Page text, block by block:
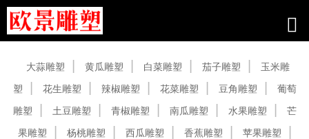
大蒜雕塑 黄瓜雕塑 白菜雕塑 茄子雕塑
玉米雕
塑
花生雕塑 辣椒雕塑 花菜雕塑 豆角雕塑
葡萄
雕塑
土豆雕塑 青椒雕塑 南瓜雕塑 水果雕塑
芒
果雕塑
杨桃雕塑 西瓜雕塑 香蕉雕塑
苹果雕塑